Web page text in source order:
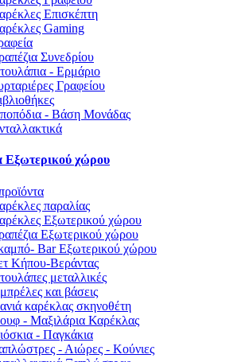
Επισκέπτη
Gaming
Συνεδρίου
- Ερμάριο
Γραφείου
- Βάση Μονάδας
Εξωτερικού χώρου
παραλίας
Εξωτερικού χώρου
Εξωτερικού χώρου
Bar Εξωτερικού χώρου
Κήπου-Βεράντας
μεταλλικές
και βάσεις
καρέκλας σκηνοθέτη
- Μαξιλάρια Καρέκλας
- Παγκάκια
- Αιώρες - Κούνιες